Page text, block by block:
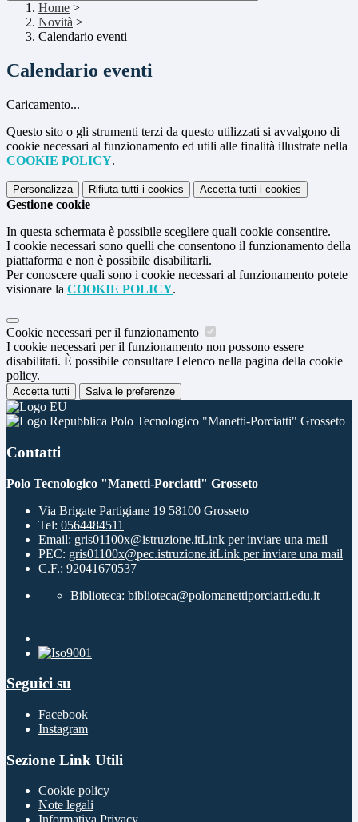
Home >
Novità >
Calendario eventi
Calendario eventi
Caricamento...
Questo sito o gli strumenti terzi da questo utilizzati si avvalgono di
cookie necessari al funzionamento ed utili alle finalità illustrate nella
COOKIE POLICY.
Personalizza Rifiuta tutti i cookies Accetta tutti i cookies
Gestione cookie
In questa schermata è possibile scegliere quali cookie consentire.
I cookie necessari sono quelli che consentono il funzionamento della
piattaforma e non è possibile disabilitarli.
Per conoscere quali sono i cookie necessari al funzionamento potete
visionare la COOKIE POLICY.
Cookie necessari per il funzionamento
I cookie necessari per il funzionamento non possono essere
disabilitati. È possibile consultare l'elenco nella pagina della cookie
policy.
Accetta tutti Salva le preferenze
Polo Tecnologico "Manetti-Porciatti" Grosseto
Contatti
Polo Tecnologico "Manetti-Porciatti" Grosseto
Via Brigate Partigiane 19 58100 Grosseto
Tel: 0564484511
Email: gris01100x@istruzione.itLink per inviare una mail
PEC: gris01100x@pec.istruzione.itLink per inviare una mail
C.F.: 92041670537
Biblioteca: biblioteca@polomanettiporciatti.edu.it
Seguici su
Facebook
Instagram
Sezione Link Utili
Cookie policy
Note legali